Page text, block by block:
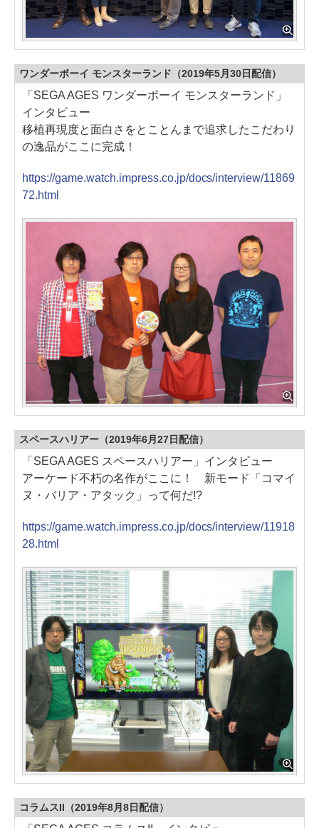
ワンダーボーイ モンスターランド（2019年5月30日配信）
「SEGA AGES ワンダーボーイ モンスターランド」
インタビュー
移植再現度と面白さをとことんまで追求したこだわり
の逸品がここに完成！
https://game.watch.impress.co.jp/docs/interview/11869
72.html
スペースハリアー（2019年6月27日配信）
「SEGA AGES スペースハリアー」インタビュー
アーケード不朽の名作がここに！ 新モード「コマイ
ヌ・バリア・アタック」って何だ!?
https://game.watch.impress.co.jp/docs/interview/11918
28.html
コラムスII（2019年8月8日配信）